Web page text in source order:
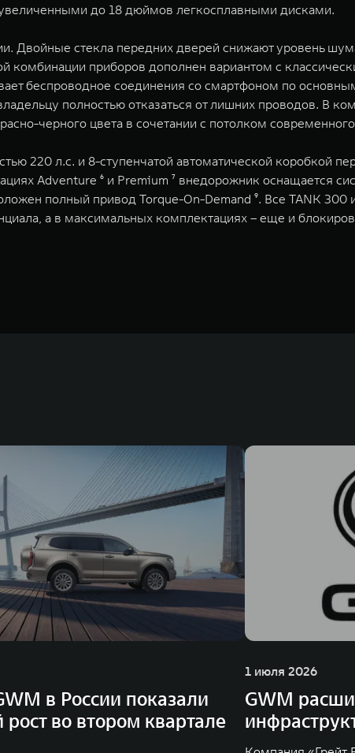
до 18 дюймов легкосплавными дисками.
Двойные стекла передних дверей снижают уровень
приборов дополнен вариантом с
беспроводное соединения со смартфоном по
полностью отказаться от лишних проводов. В
черного цвета в сочетании с потолком
220 л.с. и 8-ступенчатой автоматической коробкой
Adventure ⁶ и Premium ⁷ внедорожник оснащается
полный привод Torque-On-Demand ⁹. Все TANK
а в максимальных комплектациях – еще и
телематический модуль по ежемесячному лимиту в 4 гигабайта или
сервисов мультимедиа (услуги HUT) предоставляется Владельцу
и пикапов, специализирующийся на интеллектуальных технологиях и
Сфера деятельности концерна GWM включает проектирование,
платформ. Шесть автомобильных брендов GWM –
кроссоверов WEY, а также новый технологичный бренд SALOON
компаний, а штат включает более 60 000 человек. В течение шести
и составила 136,3 млрд юаней (1,6 трлн рублей). С 1998 года Great
включая центры в России, Китае, Японии, США, Германии, Индии,
– в России, Таиланде, Бразилии и Индии, а также 5 предприятий
в России показали
во втором квартале
1 июля 2026
GWM